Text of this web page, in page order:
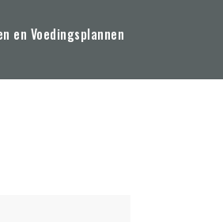
en Voedingsplannen